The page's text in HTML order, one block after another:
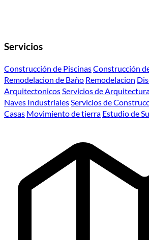
Servicios
Construcción de PiscinasConstrucción
Remodelacion de Baño Remodelacion
Arquitectonicos Servicios de
Naves Industriales Servicios de
Casas Movimiento de tierra Estudio de